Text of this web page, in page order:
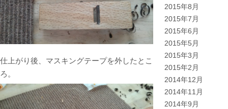
仕上がり後、マスキングテープを外したとこ
ろ。
2015年8月
2015年7月
2015年6月
2015年5月
2015年3月
2015年2月
2014年12月
2014年11月
2014年9月